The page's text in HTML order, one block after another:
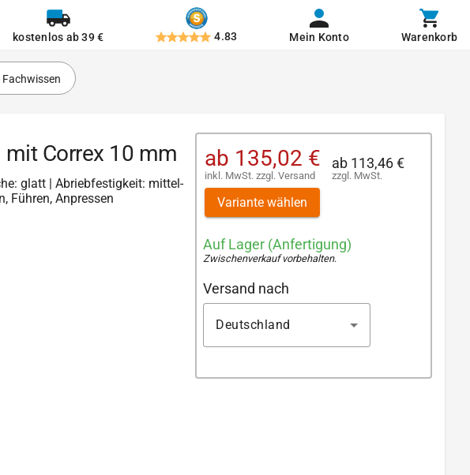
kostenlos ab 39 € 4.83 Mein Konto Warenkorb
Fachwissen
Correx 10 mm
glatt | Abriebfestigkeit: mittel-
Führen, Anpressen
ab 135,02 €
inkl. MwSt. zzgl. Versand
ab 113,46 €
zzgl. MwSt.
Variante wählen
Auf Lager (Anfertigung)
Zwischenverkauf vorbehalten.
Versand nach
Deutschland